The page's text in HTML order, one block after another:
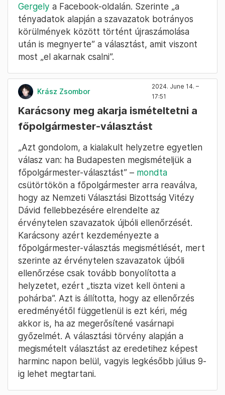
Gergely a Facebook-oldalán. Szerinte „a
tényadatok alapján a szavazatok botrányos
körülmények között történt újraszámolása
után is megnyerte” a választást, amit viszont
most „el akarnak csalni”.
Krász Zsombor
2024. June 14. –
17:51
Karácsony meg akarja ismételtetni a
főpolgármester-választást
„Azt gondolom, a kialakult helyzetre egyetlen
válasz van: ha Budapesten megismételjük a
főpolgármester-választást” – mondta
csütörtökön a főpolgármester arra reaválva,
hogy az Nemzeti Választási Bizottság Vitézy
Dávid fellebbezésére elrendelte az
érvénytelen szavazatok újbóli ellenőrzését.
Karácsony azért kezdeményezte a
főpolgármester-választás megismétlését, mert
szerinte az érvénytelen szavazatok újbóli
ellenőrzése csak tovább bonyolította a
helyzetet, ezért „tiszta vizet kell önteni a
pohárba”. Azt is állította, hogy az ellenőrzés
eredményétől függetlenül is ezt kéri, még
akkor is, ha az megerősítené vasárnapi
győzelmét. A választási törvény alapján a
megismételt választást az eredetihez képest
harminc napon belül, vagyis legkésőbb július 9-
ig lehet megtartani.